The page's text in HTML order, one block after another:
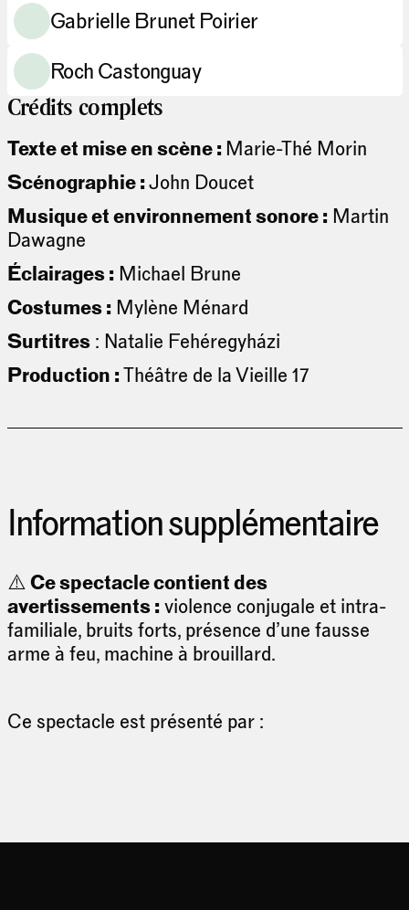
Gabrielle Brunet Poirier
Roch Castonguay
Crédits complets
Texte et mise en scène : Marie-Thé Morin
Scénographie :John Doucet
Musique et environnement sonore :Martin
Dawagne
Éclairages :Michael Brune
Costumes :Mylène Ménard
Surtitres: Natalie Fehéregyházi
Production :Théâtre de la Vieille 17
Information supplémentaire
⚠️Ce spectacle contient des
avertissements :violence conjugale et intra-
familiale, bruits forts, présence d’une fausse
arme à feu, machine à brouillard.
Ce spectacle est présenté par :